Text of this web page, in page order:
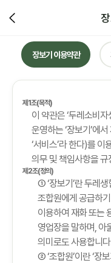
장보기 이용약관
제1조(목적)
이 약관은 ‘두레소비
운영하는 ‘장보기’에
‘서비스’라 한다)를
의무 및 책임사항을
제2조(정의)
① ‘장보기’란 두레생
조합원에게 공급하
이용하여 재화 또는
영업장을 말하며, 아
의미로도 사용합니
② ‘조합원’이란 ‘장